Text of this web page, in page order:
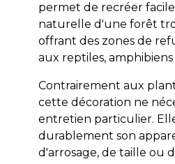
permet de recréer
naturelle d'une forêt
offrant des zones de
aux reptiles,
Contrairement aux
cette décoration ne
entretien particulier.
durablement son
d'arrosage, de taille ou